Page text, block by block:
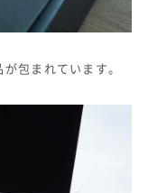
包まれています。